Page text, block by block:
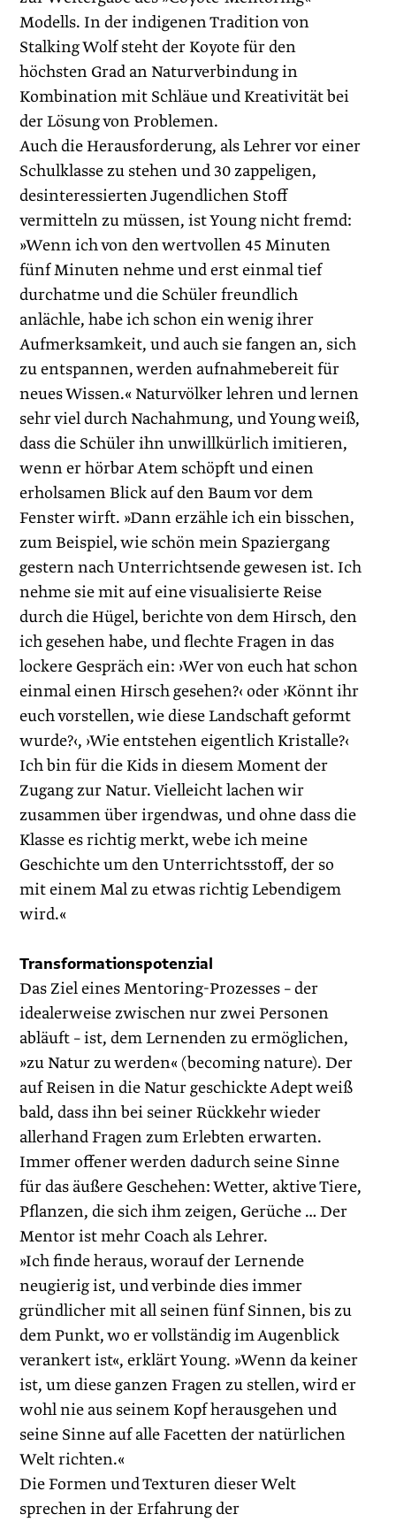
Modells. In der indigenen Tradition von
Stalking Wolf steht der Koyote für den
höchsten Grad an Naturverbindung in
Kombination mit Schläue und Kreativität bei
der Lösung von Problemen.
Auch die Herausforderung, als Lehrer vor einer
Schulklasse zu stehen und 30 zappeligen,
desinteressierten Jugendlichen Stoff
vermitteln zu müssen, ist Young nicht fremd:
»Wenn ich von den wertvollen 45 Minuten
fünf Minuten nehme und erst einmal tief
durchatme und die Schüler freundlich
anlächle, habe ich schon ein wenig ihrer
Aufmerksamkeit, und auch sie fangen an, sich
zu entspannen, werden aufnahmebereit für
neues Wissen.« Naturvölker lehren und lernen
sehr viel durch Nachahmung, und Young weiß,
dass die Schüler ihn unwillkürlich imitieren,
wenn er hörbar Atem schöpft und einen
erholsamen Blick auf den Baum vor dem
Fenster wirft. »Dann erzähle ich ein bisschen,
zum Beispiel, wie schön mein Spaziergang
gestern nach Unterrichtsende gewesen ist. Ich
nehme sie mit auf eine visualisierte Reise
durch die Hügel, berichte von dem Hirsch, den
ich gesehen habe, und flechte Fragen in das
lockere Gespräch ein: ›Wer von euch hat schon
einmal einen Hirsch gesehen?‹ oder ›Könnt ihr
euch vorstellen, wie diese Landschaft geformt
wurde?‹, ›Wie entstehen eigentlich Kristalle?‹
Ich bin für die Kids in diesem Moment der
Zugang zur Natur. Vielleicht lachen wir
zusammen über irgendwas, und ohne dass die
Klasse es richtig merkt, webe ich meine
Geschichte um den Unterrichtsstoff, der so
mit einem Mal zu etwas richtig ­Lebendigem
wird.«
Transformationspotenzial
Das Ziel eines Mentoring-Prozesses – der
idealerweise zwischen nur zwei Personen
abläuft – ist, dem Lernenden zu ermöglichen,
»zu Natur zu werden« (becoming nature). Der
auf Reisen in die Natur geschickte Adept weiß
bald, dass ihn bei seiner Rückkehr wieder
allerhand Fragen zum Erlebten erwarten.
Immer offener werden dadurch seine Sinne
für das äußere Geschehen: Wetter, ­aktive Tiere,
Pflanzen, die sich ihm zeigen, Gerüche … Der
Mentor ist mehr Coach als Lehrer.
»Ich finde heraus, worauf der Lernende
neugierig ist, und verbinde dies immer
gründlicher mit all seinen fünf Sinnen, bis zu
dem Punkt, wo er vollständig im Augenblick
verankert ist«, erklärt Young. »Wenn da keiner
ist, um diese ganzen Fragen zu stellen, wird er
wohl nie aus seinem Kopf herausgehen und
seine Sinne auf alle Facetten der natürlichen
Welt richten.«
Die Formen und Texturen dieser Welt
sprechen in der Erfahrung der